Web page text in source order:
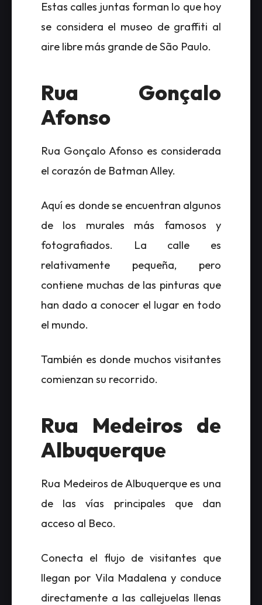
Estas calles juntas forman lo que hoy
se considera el museo de graffiti al
aire libre más grande de São Paulo.
Rua Gonçalo
Afonso
Rua Gonçalo Afonso es considerada
el corazón de Batman Alley.
Aquí es donde se encuentran algunos
de los murales más famosos y
fotografiados. La calle es
relativamente pequeña, pero
contiene muchas de las pinturas que
han dado a conocer el lugar en todo
el mundo.
También es donde muchos visitantes
comienzan su recorrido.
Rua Medeiros de
Albuquerque
Rua Medeiros de Albuquerque es una
de las vías principales que dan
acceso al Beco.
Conecta el flujo de visitantes que
llegan por Vila Madalena y conduce
directamente a las callejuelas llenas